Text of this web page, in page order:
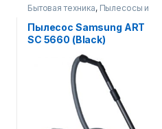
Бытовая техника, Пылесосы и
Пылесос Samsung ART
SC 5660 (Black)